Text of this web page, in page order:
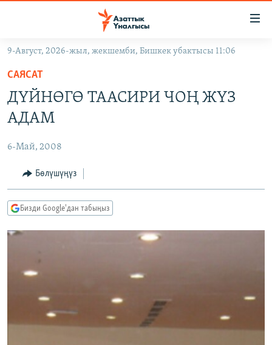
Навигацияга
өтүңүз
Издөөгө
салыңыз
КЫРГЫЗСТАН
ЭКОНОМИКА
МАДАНИЯТ
ДҮЙНӨ
БОРБОР АЗИЯ
АТАЙЫН ИЛИКТӨӨ
ТВ ПРОГРАММАЛАР
ЭКСПЕРТТЕР ТАЛДАЙТ
ЫҢГАЙСЫЗ СУРООЛОР
ӨЗГӨЧӨ ПИКИР
9-Август, 2026-жыл, жекшемби, Бишкек убактысы 11:06
САЯСАТ
ДҮЙНӨГӨ ТААСИРИ ЧОҢ ЖҮЗ
АДАМ
6-Май, 2008
Бөлүшүңүз
Бизди Google'дан табыңыз